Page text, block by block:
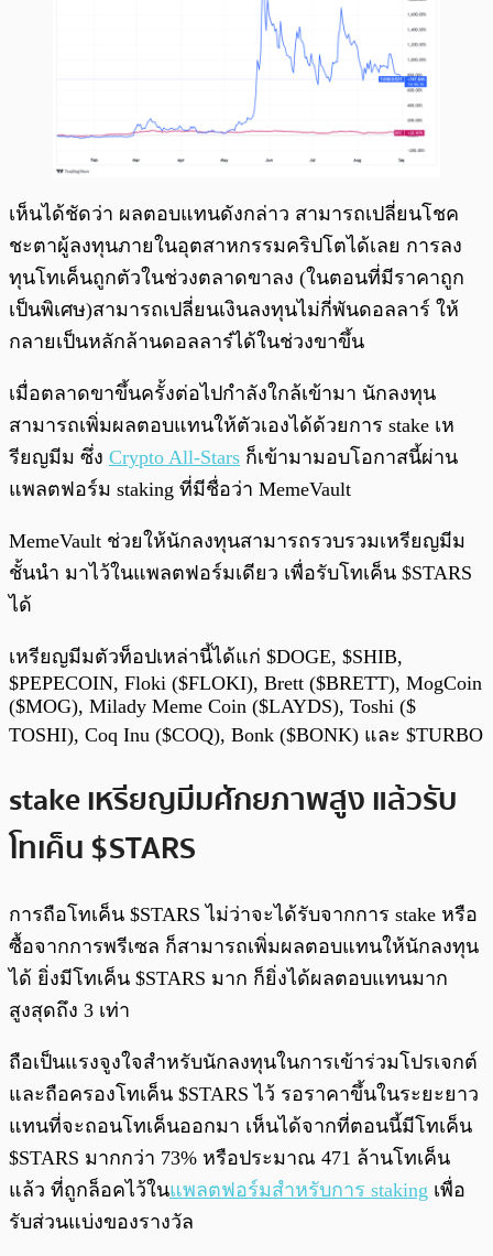
เห็นได้ชัดว่า ผลตอบแทนดังกล่าว สามารถเปลี่ยนโชค
ชะตาผู้ลงทุนภายในอุตสาหกรรมคริปโตได้เลย การลง
ทุนโทเค็นถูกตัวในช่วงตลาดขาลง (ในตอนที่มีราคาถูก
เป็นพิเศษ)สามารถเปลี่ยนเงินลงทุนไม่กี่พันดอลลาร์ ให้
กลายเป็นหลักล้านดอลลาร๋ได้ในช่วงขาขึ้น
เมื่อตลาดขาขึ้นครั้งต่อไปกำลังใกล้เข้ามา นักลงทุน
สามารถเพิ่มผลตอบแทนให้ตัวเองได้ด้วยการ stake เห
รียญมีม ซึ่ง Crypto All-Stars ก็เข้ามามอบโอกาสนี้ผ่าน
แพลตฟอร์ม staking ที่มีชื่อว่า MemeVault
MemeVault ช่วยให้นักลงทุนสามารถรวบรวมเหรียญมีม
ชั้นนำ มาไว้ในแพลตฟอร์มเดียว เพื่อรับโทเค็น $STARS
ได้
เหรียญมีมตัวท็อปเหล่านี้ได้แก่ $DOGE, $SHIB,
$PEPECOIN, Floki ($FLOKI), Brett ($BRETT), MogCoin
($MOG), Milady Meme Coin ($LAYDS), Toshi ($
TOSHI), Coq Inu ($COQ), Bonk ($BONK) และ $TURBO
stake เหรียญมีมศักยภาพสูง แล้วรับ
โทเค็น $STARS
การถือโทเค็น $STARS ไม่ว่าจะได้รับจากการ stake หรือ
ซื้อจากการพรีเซล ก็สามารถเพิ่มผลตอบแทนให้นักลงทุน
ได้ ยิ่งมีโทเค็น $STARS มาก ก็ยิ่งได้ผลตอบแทนมาก
สูงสุดถึง 3 เท่า
ถือเป็นแรงจูงใจสำหรับนักลงทุนในการเข้าร่วมโปรเจกต์
และถือครองโทเค็น $STARS ไว้ รอราคาขึ้นในระยะยาว
แทนที่จะถอนโทเค็นออกมา เห็นได้จากที่ตอนนี้มีโทเค็น
$STARS มากกว่า 73% หรือประมาณ 471 ล้านโทเค็น
แล้ว ที่ถูกล็อคไว้ในแพลตฟอร์มสำหรับการ staking เพื่อ
รับส่วนแบ่งของรางวัล